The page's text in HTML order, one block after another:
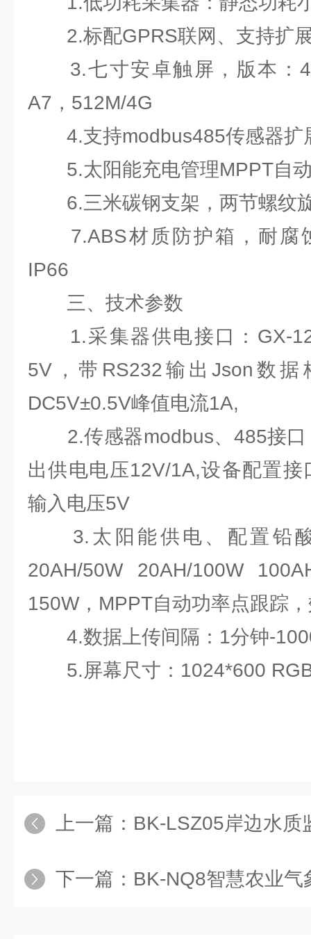
2.标配GPRS联网、支持扩展
3.七寸安卓触屏，版本：
A7，512M/4G
4.支持modbus485传感器扩
5.太阳能充电管理MPPT自动
6.三米碳钢支架，两节螺纹
7.ABS材质防护箱，耐腐
IP66
三、技术参数
1.采集器供电接口：GX-
5V，带RS232输出Json数
DC5V±0.5V峰值电流1A,
2.传感器modbus、485接口
出供电电压12V/1A,设备配置接
输入电压5V
3.太阳能供电、配置铅酸
20AH/50W 20AH/100W
150W，MPPT自动功率点跟踪
4.数据上传间隔：1分钟-
5.屏幕尺寸：1024*600
上一篇： BK-LSZ05岸边水质
下一篇： BK-NQ8智慧农业气